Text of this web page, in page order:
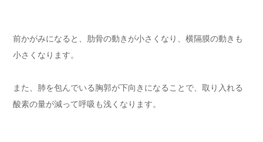
前かがみになると、肋骨の動きが小さくなり、横隔膜の動きも
小さくなります。
また、肺を包んでいる胸郭が下向きになることで、取り入れる
酸素の量が減って呼吸も浅くなります。